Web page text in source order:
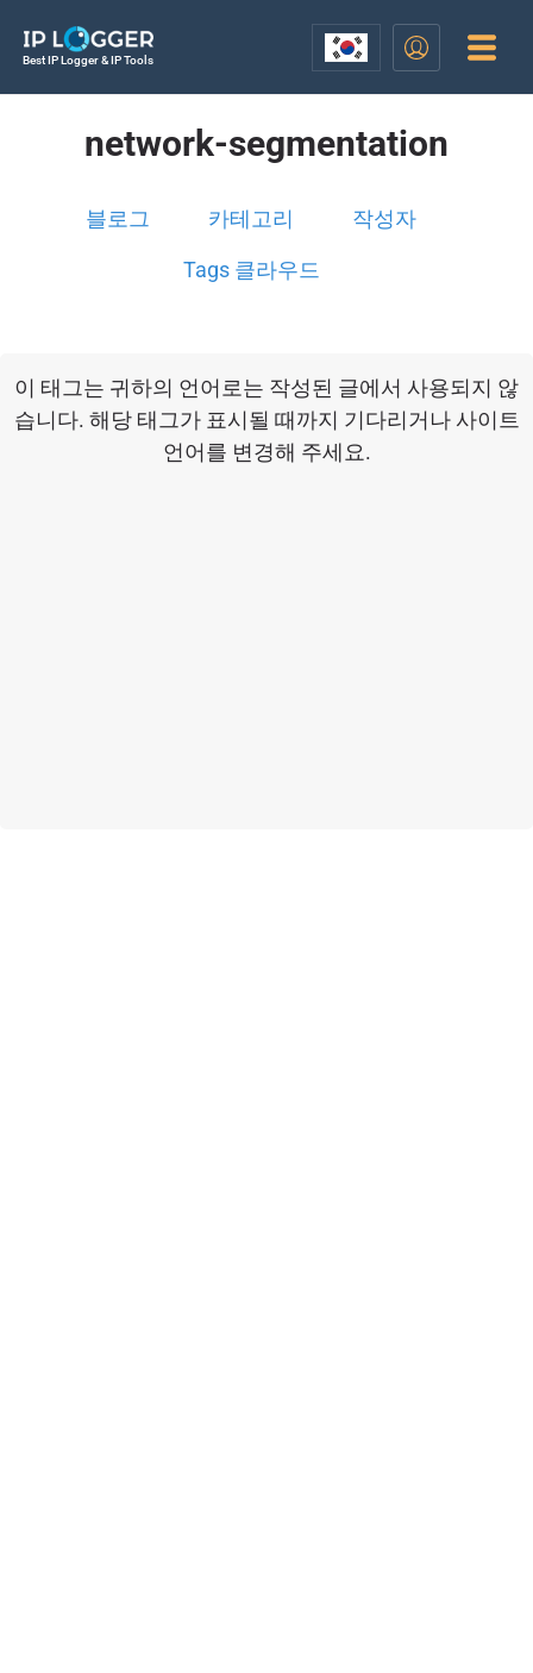
Best IP Logger & IP Tools
network-segmentation
블로그 카테고리 작성자
Tags 클라우드